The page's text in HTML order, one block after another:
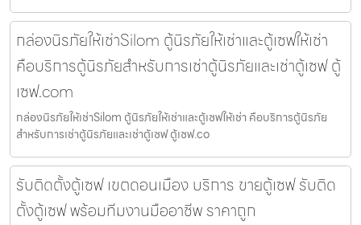
กล่องนิรภัยให้เช่าSilom ตู้นิรภัยให้เช่าและตู้เซฟให้เช่า
คือบริการตู้นิรภัยสำหรับการเช่าตู้นิรภัยและเช่าตู้เซฟ ตู้
เซฟ.com
กล่องนิรภัยให้เช่าSilom ตู้นิรภัยให้เช่าและตู้เซฟให้เช่า คือบริการตู้นิรภัย
สำหรับการเช่าตู้นิรภัยและเช่าตู้เซฟ ตู้เซฟ.co
รับติดตั้งตู้เซฟ เขตดอนเมือง บริการ ขายตู้เซฟ รับติด
ตั้งตู้เซฟ พร้อมทีมงานมืออาชีพ ราคาถูก